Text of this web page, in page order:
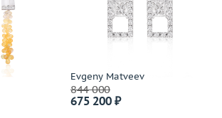
Evgeny Matveev
844 000
675 200 ₽